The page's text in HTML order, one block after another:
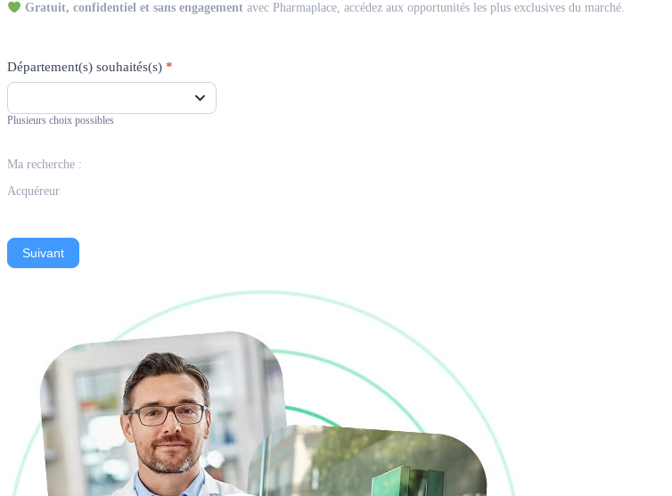
Gratuit, confidentiel et sans engagementavec Pharmaplace, accédez aux opportunités les plus exclusives du marché.
Département(s) souhaités(s) *
Plusieurs choix possibles
Ma recherche :
Acquéreur
Suivant